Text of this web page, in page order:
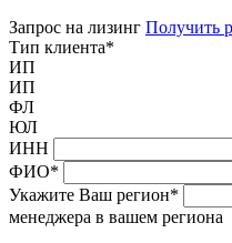
Запрос на лизинг Получить
Тип клиента*
ИП
ИП
ФЛ
ЮЛ
ИНН
ФИО*
Укажите Ваш регион*
менеджера в вашем региона